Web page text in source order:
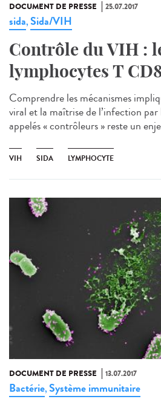
DOCUMENT DE PRESSE 25.07.2017
sida,Sida/VIH
Contrôle du VIH :
lymphocytes T
Comprendre les mécanismes
viral et la maîtrise de l’infection
appelés « contrôleurs » reste un
VIH SIDA LYMPHOCYTE
DOCUMENT DE PRESSE 13.07.2017
Bactérie,Système immunitaire